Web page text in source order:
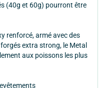
(40g et 60g) pourront être
renforcé, armé avec des
extra strong, le Metal
aux poissons les plus